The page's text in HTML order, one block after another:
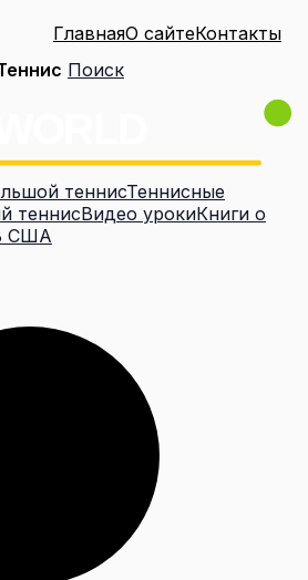
ГлавнаяО сайтеКонтакты
Поиск
теннисТеннисные
теннисВидео урокиКниги о
США